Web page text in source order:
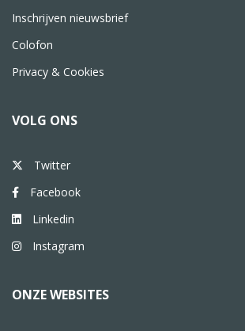
Inschrijven nieuwsbrief
Colofon
Privacy & Cookies
VOLG ONS
Twitter
Facebook
Linkedin
Instagram
ONZE WEBSITES